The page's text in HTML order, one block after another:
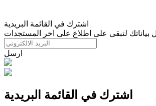
اشترك في القائمة البريدية
بياناتك لتبقى على اطلاع على اخر المستجدات
ارسل
اشترك في القائمة البريدية